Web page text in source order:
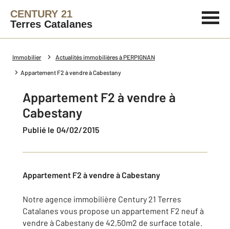
CENTURY 21
Terres Catalanes
Immobilier Actualités immobilières à PERPIGNAN
Appartement F2 à vendre à Cabestany
Appartement F2 à vendre à
Cabestany
Publié le 04/02/2015
Appartement F2 à vendre à Cabestany
Notre agence immobilière Century 21 Terres
Catalanes vous propose un appartement F2 neuf à
vendre à Cabestany de 42,50m2 de surface totale.